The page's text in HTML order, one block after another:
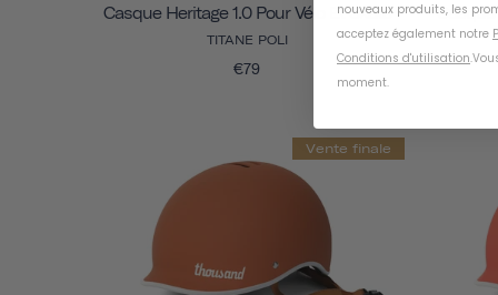
Casque Heritage 1.0 Pour Vélo Et Skate
TITANE POLI
€79
Casque
Vente finale
nouveaux produits, les
acceptez également notre
Conditions d'utilisation.
moment.